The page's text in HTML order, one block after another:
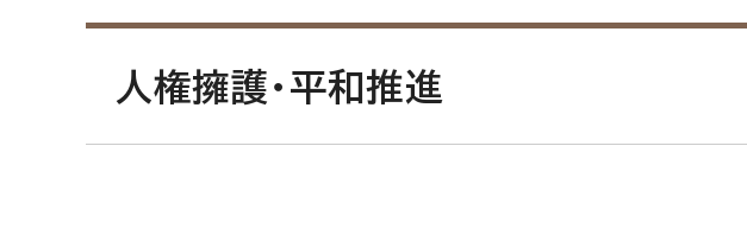
人権擁護・平和推進